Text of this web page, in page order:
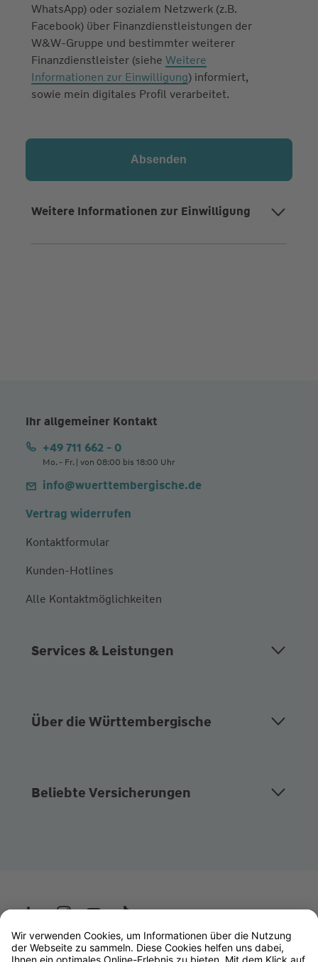
WhatsApp) oder sozialem Netzwerk (z.B.
Facebook) über Finanzdienstleistungen der
W&W-Gruppe und bestimmter weiterer
Finanzdienstleister (siehe Weitere
Informationen zur Einwilligung) informiert,
sowie mein digitales Profil verarbeitet.
Weitere Informationen zur Einwilligung
Ihr allgemeiner Kontakt
+49 711 662 - 0
Mo. - Fr. | von 08:00 bis 18:00 Uhr
info@wuerttembergische.de
Vertrag widerrufen
Kontaktformular
Kunden-Hotlines
Alle Kontaktmöglichkeiten
Services & Leistungen
Über die Württembergische
Beliebte Versicherungen
Wüstenrot